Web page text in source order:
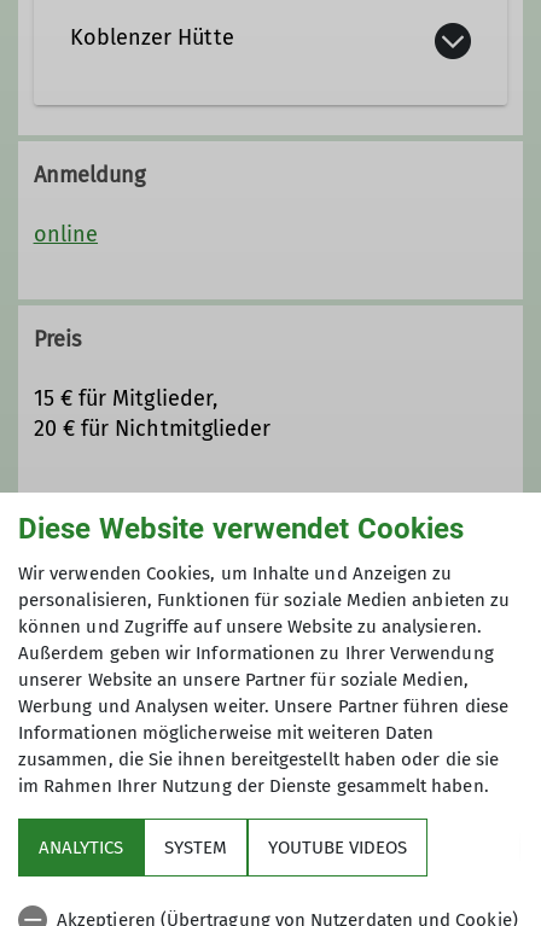
Koblenzer Hütte
Kolonnenweg 7
56077 Koblenz
Anmeldung
online
Preis
15 € für Mitglieder,
20 € für Nichtmitglieder
Maximale Teilnehmeranzahl
10
Sektion
Diese Website verwendet Cookies
Wir verwenden Cookies, um Inhalte und Anzeigen zu
personalisieren, Funktionen für soziale Medien anbieten zu
können und Zugriffe auf unsere Website zu analysieren.
Außerdem geben wir Informationen zu Ihrer Verwendung
unserer Website an unsere Partner für soziale Medien,
Werbung und Analysen weiter. Unsere Partner führen diese
Informationen möglicherweise mit weiteren Daten
zusammen, die Sie ihnen bereitgestellt haben oder die sie
im Rahmen Ihrer Nutzung der Dienste gesammelt haben.
ANALYTICS SYSTEM YOUTUBE VIDEOS
Akzeptieren (Übertragung von Nutzerdaten und Cookie)